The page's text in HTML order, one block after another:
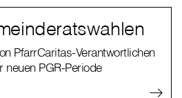
PfarrCaritas-Verantwortlichen
neuen PGR-Periode